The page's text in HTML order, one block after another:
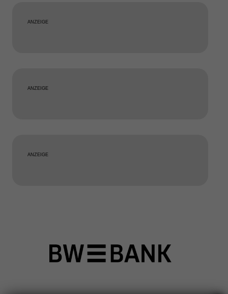
ANZEIGE
ANZEIGE
ANZEIGE